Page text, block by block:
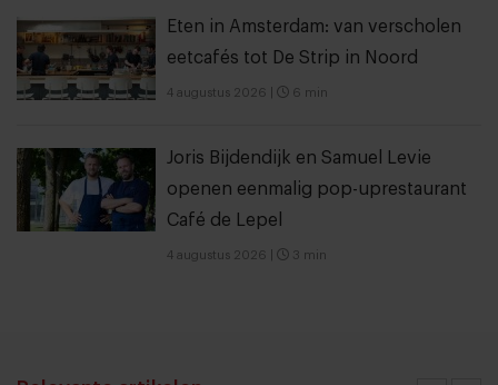
Eten in Amsterdam: van verscholen
eetcafés tot De Strip in Noord
4 augustus 2026 6 min
Joris Bijdendijk en Samuel Levie
openen eenmalig pop-uprestaurant
Café de Lepel
4 augustus 2026 3 min